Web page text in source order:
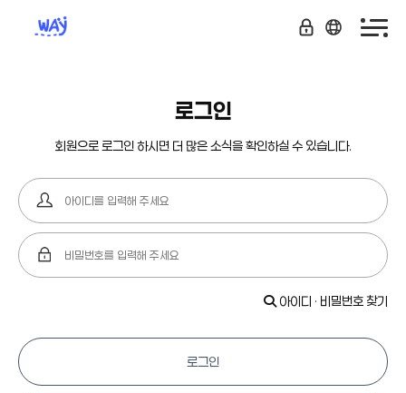
로그인
회원으로 로그인 하시면 더 많은 소식을 확인하실 수 있습니다.
아이디 · 비밀번호 찾기
로그인